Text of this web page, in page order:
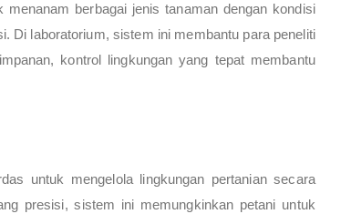
berbagai jenis tanaman dengan kondisi
Di laboratorium, sistem ini membantu para peneliti
kontrol lingkungan yang tepat membantu
untuk mengelola lingkungan pertanian secara
presisi, sistem ini memungkinkan petani untuk